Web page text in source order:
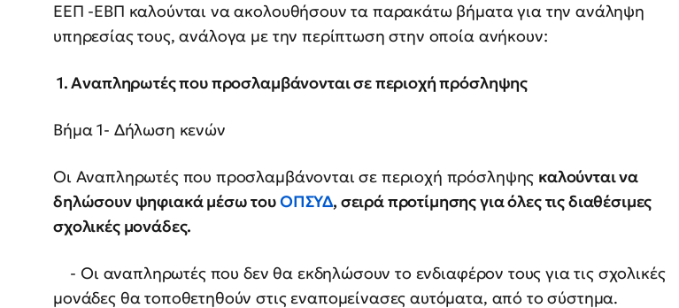
ΕΕΠ -ΕΒΠ καλούνται να ακολουθήσουν τα παρακάτω βήματα για την ανάληψη
υπηρεσίας τους, ανάλογα με την περίπτωση στην οποία ανήκουν:
1. Αναπληρωτές που προσλαμβάνονται σε περιοχή πρόσληψης
Βήμα 1- Δήλωση κενών
Οι Αναπληρωτές που προσλαμβάνονται σε περιοχή πρόσληψης καλούνται να
δηλώσουν ψηφιακά μέσω τουΟΠΣΥΔ, σειρά προτίμησης για όλες τις διαθέσιμες
σχολικές μονάδες.
- Οι αναπληρωτές που δεν θα εκδηλώσουν το ενδιαφέρον τους για τις σχολικές
μονάδες θα τοποθετηθούν στις εναπομείνασες αυτόματα, από το σύστημα.